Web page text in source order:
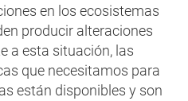
en los ecosistemas
producir alteraciones
a esta situación, las
que necesitamos para
están disponibles y son